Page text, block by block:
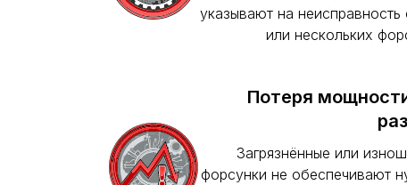
указывают на неисправность
или нескольких
Потеря
Загрязнённые или
форсунки не обеспечивают